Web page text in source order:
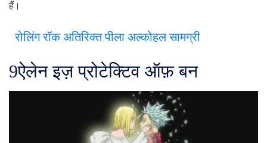
हैं।
रोलिंग रॉक अतिरिक्त पीला अल्कोहल सामग्री
9ऐलेन इज़ प्रोटेक्टिव ऑफ़ बन